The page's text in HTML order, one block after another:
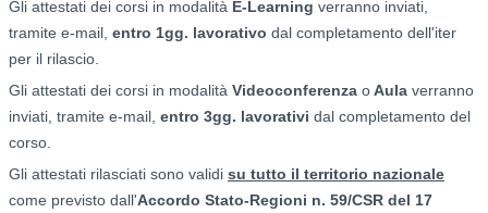
Gli attestati dei corsi in modalità E-Learning verranno inviati,
tramite e-mail, entro 1gg. lavorativo dal completamento dell'iter
per il rilascio.
Gli attestati dei corsi in modalità Videoconferenza oAula verranno
inviati, tramite e-mail, entro 3gg. lavorativi dal completamento del
corso.
Gli attestati rilasciati sono validi su tutto il territorio nazionale
come previsto dall'Accordo Stato-Regioni n. 59/CSR del 17